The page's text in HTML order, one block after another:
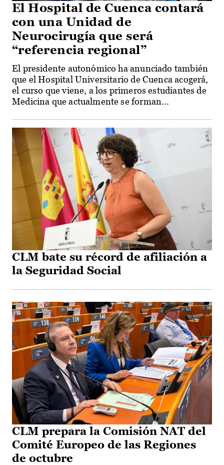
El Hospital de Cuenca contará
con una Unidad de
Neurocirugía que será
“referencia regional”
El presidente autonómico ha anunciado también
que el Hospital Universitario de Cuenca acogerá,
el curso que viene, a los primeros estudiantes de
Medicina que actualmente se forman...
CLM bate su récord de afiliación a
la Seguridad Social
CLM prepara la Comisión NAT del
Comité Europeo de las Regiones
de octubre